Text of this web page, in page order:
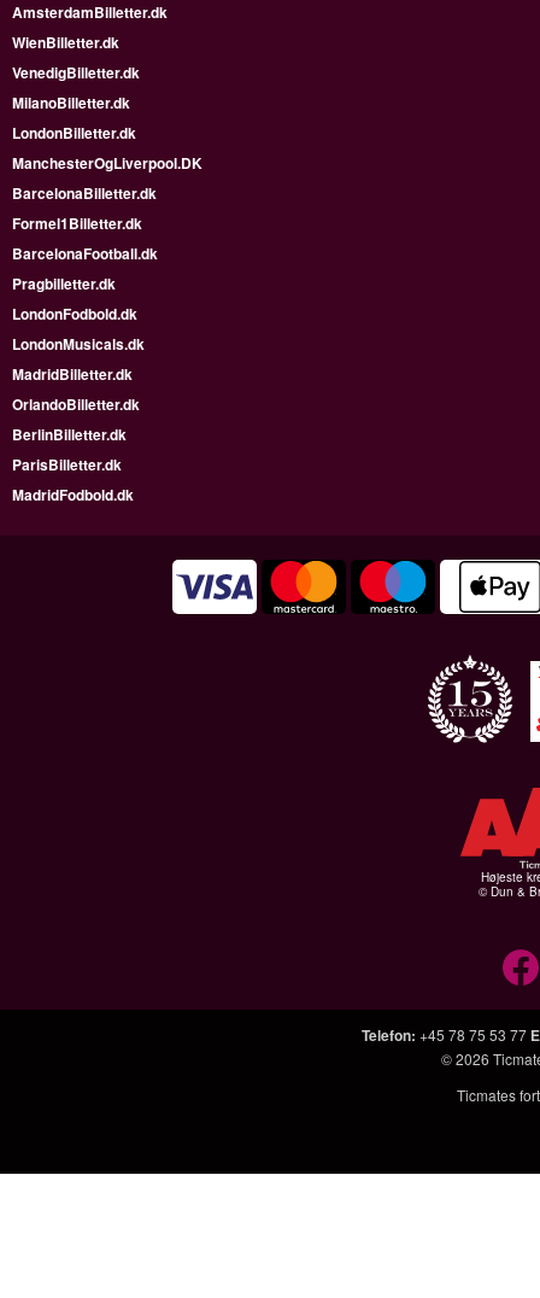
AmsterdamBilletter.dk
WienBilletter.dk
VenedigBilletter.dk
MilanoBilletter.dk
LondonBilletter.dk
ManchesterOgLiverpool.DK
BarcelonaBilletter.dk
Formel1Billetter.dk
BarcelonaFootball.dk
Pragbilletter.dk
LondonFodbold.dk
LondonMusicals.dk
MadridBilletter.dk
OrlandoBilletter.dk
BerlinBilletter.dk
ParisBilletter.dk
MadridFodbold.dk
Højeste
© Dun &
Telefon: +45 78 75 53 77
© 2026
Ticmates